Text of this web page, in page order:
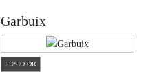
Garbuix
FUSIO OR